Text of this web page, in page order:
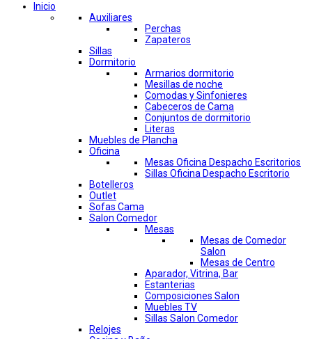
Inicio
Auxiliares
Perchas
Zapateros
Sillas
Dormitorio
Armarios dormitorio
Mesillas de noche
Comodas y Sinfonieres
Cabeceros de Cama
Conjuntos de dormitorio
Literas
Muebles de Plancha
Oficina
Mesas Oficina Despacho Escritorios
Sillas Oficina Despacho Escritorio
Botelleros
Outlet
Sofas Cama
Salon Comedor
Mesas
Mesas de Comedor
Salon
Mesas de Centro
Aparador, Vitrina, Bar
Estanterias
Composiciones Salon
Muebles TV
Sillas Salon Comedor
Relojes